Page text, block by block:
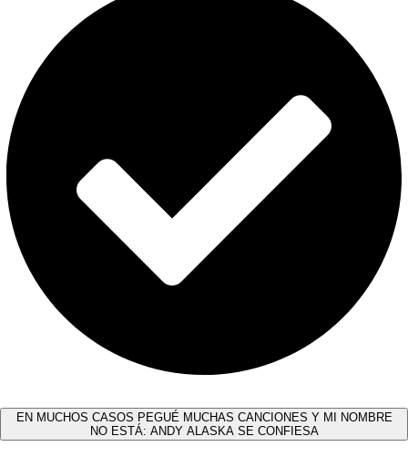
EN MUCHOS CASOS PEGUÉ MUCHAS CANCIONES Y MI NOMBRE
NO ESTÁ: ANDY ALASKA SE CONFIESA​